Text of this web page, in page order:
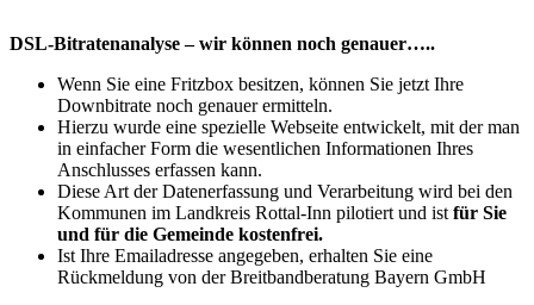
DSL-Bitratenanalyse – wir können noch genauer…..
Wenn Sie eine Fritzbox besitzen, können Sie jetzt Ihre
Downbitrate noch genauer ermitteln.
Hierzu wurde eine spezielle Webseite entwickelt, mit der man
in einfacher Form die wesentlichen Informationen Ihres
Anschlusses erfassen kann.
Diese Art der Datenerfassung und Verarbeitung wird bei den
Kommunen im Landkreis Rottal-Inn pilotiert und ist für Sie
und für die Gemeinde kostenfrei.
Ist Ihre Emailadresse angegeben, erhalten Sie eine
Rückmeldung von der Breitbandberatung Bayern GmbH